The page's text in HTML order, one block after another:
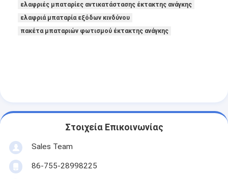
Pack μπαταριών NiCd
Μπαταρία λι Socl2
Αρχική μπαταρία λίθιου
ελαφριές μπαταρίες αντικατάστασης έκτακτης ανάγκης
ελαφριά μπαταρία εξόδων κινδύνου
πακέτα μπαταριών φωτισμού έκτακτης ανάγκης
Στοιχεία Επικοινωνίας
Sales Team
86-755-28998225